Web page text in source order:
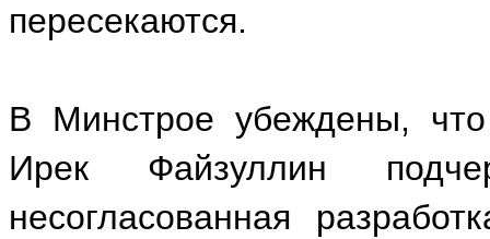
пересекаются.
В Минстрое убеждены,
Ирек Файзуллин
несогласованная